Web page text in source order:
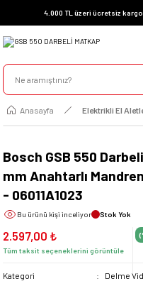
4.000 TL üzeri ücretsiz
Anasayfa Elektrikli El
Bosch GSB 550
mm Anahtarlı
- 06011A1023
Bu ürünü kişi inceliyor Stok Yok
2.597,00 ₺
Tüm taksit seçeneklerini görüntüle
Kategori
Delme